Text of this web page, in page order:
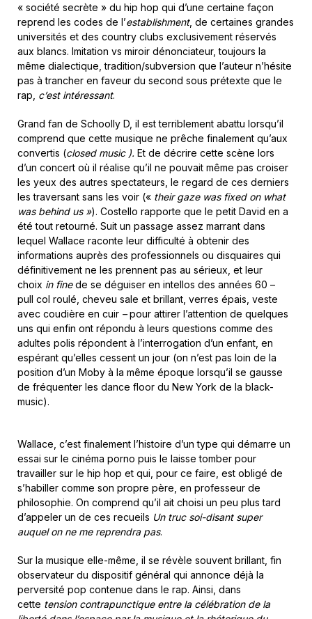
« société secrète » du hip hop qui d’une certaine façon
reprend les codes de l’establishment, de certaines grandes
universités et des country clubs exclusivement réservés
aux blancs. Imitation vs miroir dénonciateur, toujours la
même dialectique, tradition/subversion que l’auteur n’hésite
pas à trancher en faveur du second sous prétexte que le
rap, c’est intéressant.
Grand fan de Schoolly D, il est terriblement abattu lorsqu’il
comprend que cette musique ne prêche finalement qu’aux
convertis (closed music ). Et de décrire cette scène lors
d’un concert où il réalise qu’il ne pouvait même pas croiser
les yeux des autres spectateurs, le regard de ces derniers
les traversant sans les voir (« their gaze was fixed on what
was behind us »). Costello rapporte que le petit David en a
été tout retourné. Suit un passage assez marrant dans
lequel Wallace raconte leur difficulté à obtenir des
informations auprès des professionnels ou disquaires qui
définitivement ne les prennent pas au sérieux, et leur
choix in finede se déguiser en intellos des années 60 –
pull col roulé, cheveu sale et brillant, verres épais, veste
avec coudière en cuir –pour attirer l’attention de quelques
uns qui enfin ont répondu à leurs questions comme des
adultes polis répondent à l’interrogation d’un enfant, en
espérant qu’elles cessent un jour (on n’est pas loin de la
position d’un Moby à la même époque lorsqu’il se gausse
de fréquenter les dance floor du New York de la black-
music).
Wallace, c’est finalement l’histoire d’un type qui démarre un
essai sur le cinéma porno puis le laisse tomber pour
travailler sur le hip hop et qui, pour ce faire, est obligé de
s’habiller comme son propre père, en professeur de
philosophie. On comprend qu’il ait choisi un peu plus tard
d’appeler un de ces recueils Un truc soi-disant super
auquel on ne me reprendra pas.
Sur la musique elle-même, il se révèle souvent brillant, fin
observateur du dispositif général qui annonce déjà la
perversité pop contenue dans le rap. Ainsi, dans
cette tension contrapunctique entre la célébration de la